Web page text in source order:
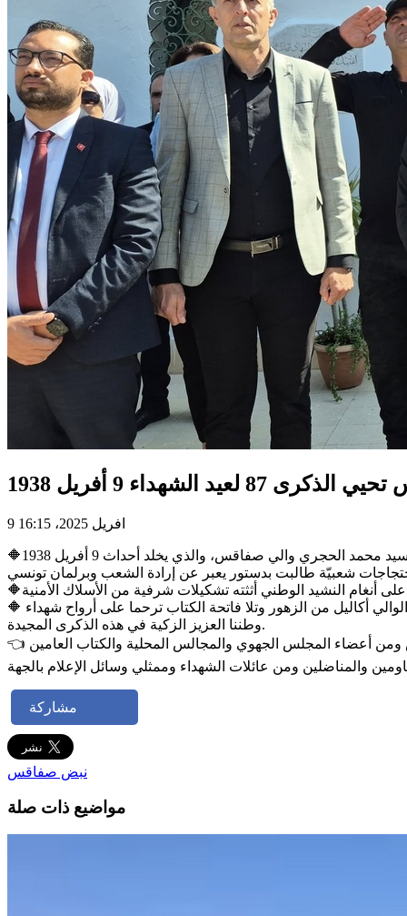
9 افريل 2025، 16:15
🔶انتظم صباح اليوم الأربعاء 09 أفريل 2025 موكب رسمي بمقبرة الشعري بصفاقس لإحياء الذكرى السابعة والثمانين لعيد الشهداء بإشراف السيد محمد الحجري والي صفاقس، والذي يخلد أحداث 9 أفريل 1938
🔶️ وأمام ضريح الشهيد الهادي شاكر وأضرحة عدد من شهداء 5 أوت 1947 وشهداء حادثة الفحص 22 أوت 1952 بمقبرة الشعري وضع السيد الوالي أكاليل من الزهور وتلا فاتحة الكتاب ترحما على أرواح شهداء
وطننا العزيز الزكية في هذه الذكرى المجيدة.
👈 حضر الموكب السيدات والسادة المعتمد الأول والكاتب العام للولاية والمعتمدين وعدد من أعضاء مجلس نواب الشعب عن جهة صفاقس ومن أعضاء المجلس الجهوي والمجالس المحلية والكتاب العامين
مشاركة
نبض صفاقس
مواضيع ذات صلة